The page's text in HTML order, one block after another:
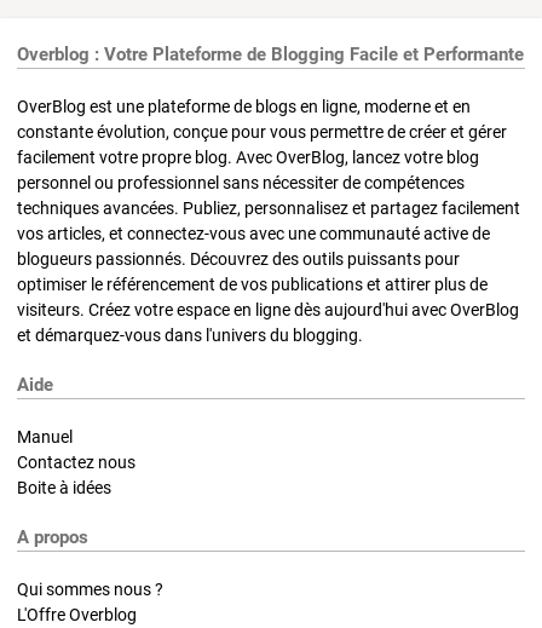
Overblog : Votre Plateforme de Blogging Facile et Performante
OverBlog est une plateforme de blogs en ligne, moderne et en
constante évolution, conçue pour vous permettre de créer et gérer
facilement votre propre blog. Avec OverBlog, lancez votre blog
personnel ou professionnel sans nécessiter de compétences
techniques avancées. Publiez, personnalisez et partagez facilement
vos articles, et connectez-vous avec une communauté active de
blogueurs passionnés. Découvrez des outils puissants pour
optimiser le référencement de vos publications et attirer plus de
visiteurs. Créez votre espace en ligne dès aujourd'hui avec OverBlog
et démarquez-vous dans l'univers du blogging.
Aide
Manuel
Contactez nous
Boite à idées
A propos
Qui sommes nous ?
L'Offre Overblog